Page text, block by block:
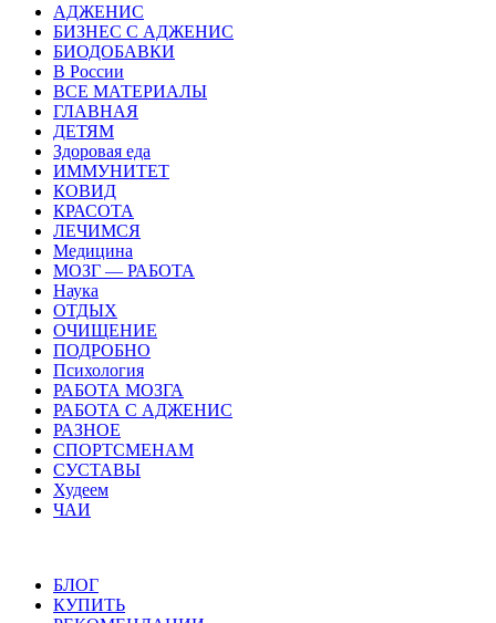
АДЖЕНИС
БИЗНЕС С АДЖЕНИС
БИОДОБАВКИ
В России
ВСЕ МАТЕРИАЛЫ
ГЛАВНАЯ
ДЕТЯМ
Здоровая еда
ИММУНИТЕТ
КОВИД
КРАСОТА
ЛЕЧИМСЯ
Медицина
МОЗГ — РАБОТА
Наука
ОТДЫХ
ОЧИЩЕНИЕ
ПОДРОБНО
Психология
РАБОТА МОЗГА
РАБОТА С АДЖЕНИС
РАЗНОЕ
СПОРТСМЕНАМ
СУСТАВЫ
Худеем
ЧАИ
БЛОГ
КУПИТЬ